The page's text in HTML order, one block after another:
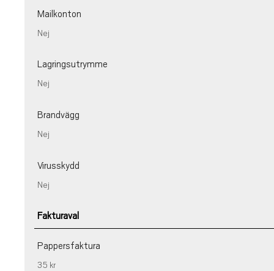
Mailkonton
Nej
Lagringsutrymme
Nej
Brandvägg
Nej
Virusskydd
Nej
Fakturaval
Pappersfaktura
35 kr